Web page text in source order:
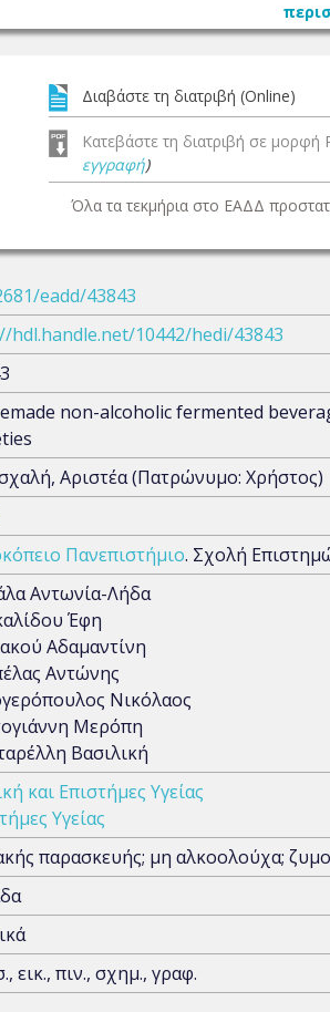
Διαβάστε τη διατριβή (Online)
Κατεβάστε τη διατριβή σε μορφή
εγγραφή)
Όλα τα τεκμήρια στο ΕΑΔΔ
eadd/43843
hdl.handle.net/10442/hedi/43843
non-alcoholic fermented
Αριστέα (Πατρώνυμο: Χρήστος)
Πανεπιστήμιο. Σχολή
Αντωνία-Λήδα
Έφη
Αδαμαντίνη
Αντώνης
Νικόλαος
Μερόπη
Βασιλική
και Επιστήμες Υγείας
Υγείας
παρασκευής; μη αλκοολούχα;
εικ., πιν., σχημ., γραφ.